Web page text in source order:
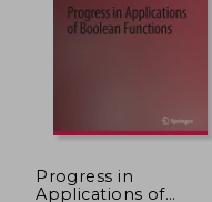
Progress in
Applications of